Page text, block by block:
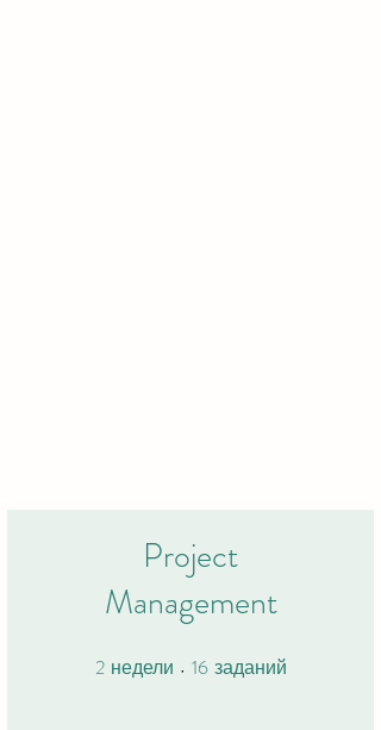
Project
Management
2 недели 2 недели
16 заданий